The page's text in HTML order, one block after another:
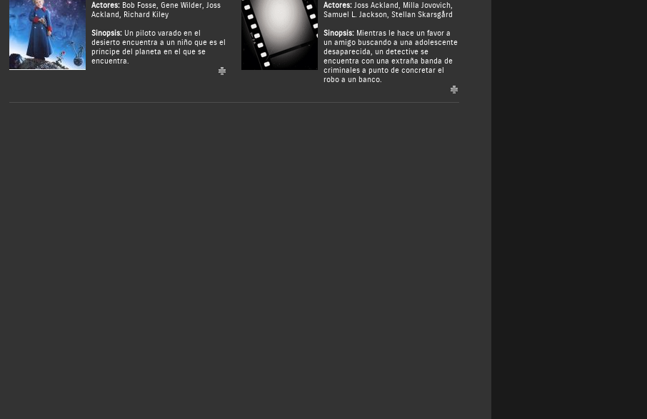
Actores: Bob Fosse, Gene Wilder, Joss
Ackland, Richard Kiley
Sinopsis:Un piloto varado en el
desierto encuentra a un niño que es el
príncipe del planeta en el que se
encuentra.
Actores: Joss Ackland, Milla Jovovich,
Samuel L. Jackson, Stellan Skarsgård
Sinopsis:Mientras le hace un favor a
un amigo buscando a una adolescente
desaparecida, un detective se
encuentra con una extraña banda de
criminales a punto de concretar el
robo a un banco.